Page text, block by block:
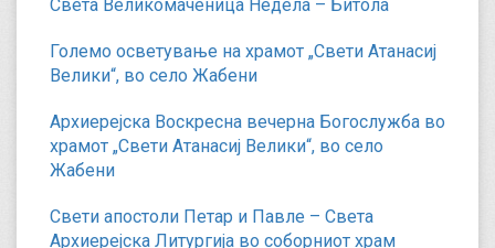
Света Великомаченица Недела – Битола
Големо осветување на храмот „Свети Атанасиј
Велики“, во село Жабени
Архиерејска Воскресна вечерна Богослужба во
храмот „Свети Атанасиј Велики“, во село
Жабени
Свети апостоли Петар и Павле – Света
Архиерејска Литургија во соборниот храм